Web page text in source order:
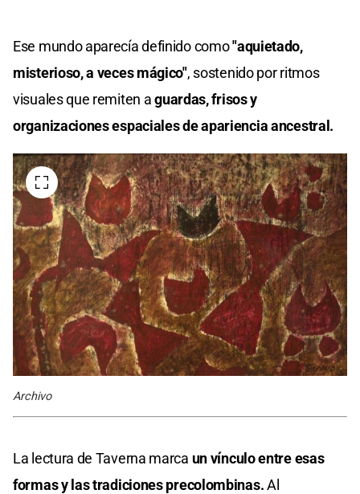
Ese mundo aparecía definido como"aquietado,
misterioso, a veces mágico", sostenido por ritmos
visuales que remiten aguardas, frisos y
organizaciones espaciales de apariencia ancestral.
Archivo
La lectura de Taverna marca un vínculo entre esas
formas y las tradiciones precolombinas.Al